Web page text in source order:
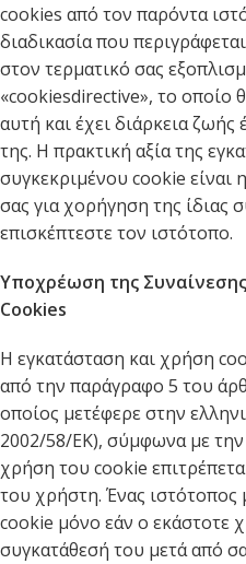
cookies από τον παρόντα
διαδικασία που
στον τερματικό σας
«cookiesdirective», το οποίο
αυτή και έχει διάρκεια
της. Η πρακτική αξία της
συγκεκριμένου cookie είναι
σας για χορήγηση της ίδιας
επισκέπτεστε τον ιστότοπο.
Υποχρέωση της
Cookies
Η εγκατάσταση και χρήση
από την παράγραφο 5 του
οποίος μετέφερε στην
2002/58/ΕΚ), σύμφωνα με την
χρήση του cookie
του χρήστη. Ένας ιστότοπος
cookie μόνο εάν ο εκάστοτε
συγκατάθεσή του μετά από